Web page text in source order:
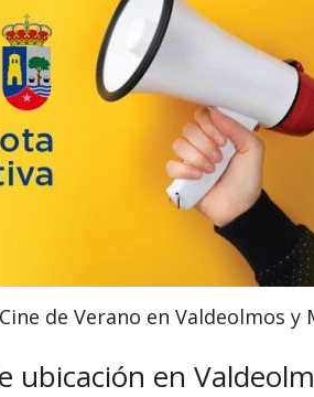
de Verano en Valdeolmos y
ubicación en